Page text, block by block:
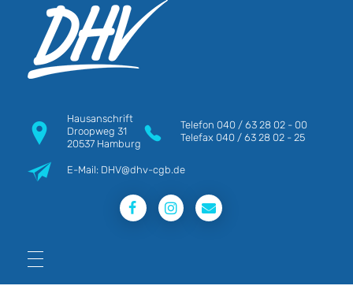
Hausanschrift
Droopweg 31
20537 Hamburg
Telefon 040 / 63 28 02 - 00
Telefax 040 / 63 28 02 - 25
E-Mail: DHV@dhv-cgb.de